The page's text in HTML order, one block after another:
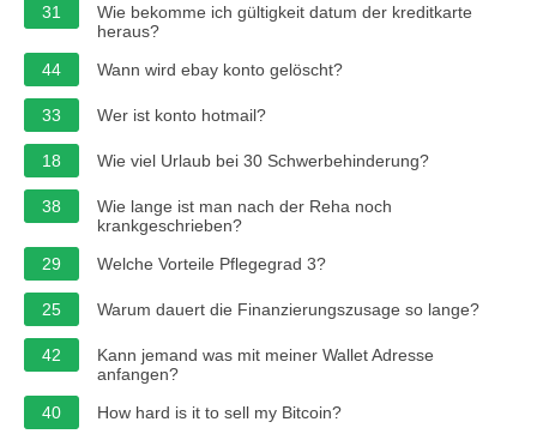
31
Wie bekomme ich gültigkeit datum der kreditkarte
heraus?
44
Wann wird ebay konto gelöscht?
33 Wer ist konto hotmail?
18 Wie viel Urlaub bei 30 Schwerbehinderung?
38
Wie lange ist man nach der Reha noch
krankgeschrieben?
29
Welche Vorteile Pflegegrad 3?
25 Warum dauert die Finanzierungszusage so lange?
42
Kann jemand was mit meiner Wallet Adresse
anfangen?
40
How hard is it to sell my Bitcoin?